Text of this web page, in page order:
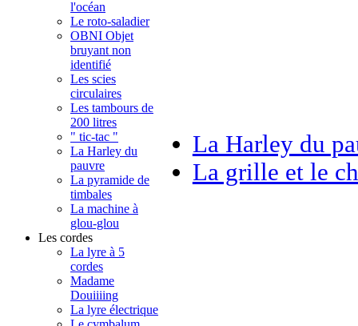
La Harley du
La grille et le
l'océan
Le roto-saladier
OBNI Objet
bruyant non
identifié
Les scies
circulaires
Les tambours de
200 litres
" tic-tac "
La Harley du
pauvre
La pyramide de
timbales
La machine à
glou-glou
Les cordes
La lyre à 5
cordes
Madame
Douiiiing
La lyre électrique